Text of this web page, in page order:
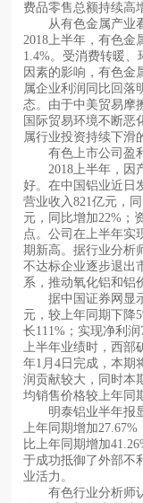
费品零售总额持续高
从有色金属产业看
2018上半年，有色金
1.4%。受消费转暖
因素的影响，有色金
属企业利润同比回落
态。由于中美贸易摩
国际贸易环境不断恶
属行业投资持续下滑
有色上市公司盈
2018上半年，因产
好。在中国铝业近日
营业收入821亿元，
元，同比增加22%；
点。公司在上半年实
期新高。据行业分析
不达标企业逐步退出
系，推动氧化铝和铝
据中国证券网显示
元，较上年同期下降
长111%；实现净利
上半年业绩时，西部
年1月4日完成，本期
润贡献较大，同时本
均销售价格较上年同
明泰铝业半年报显
上年同期增加27.67%
比上年同期增加
于成功抵御了外部不
业活力。
有色行业分析师认